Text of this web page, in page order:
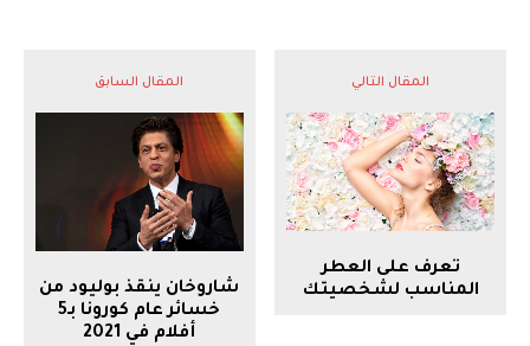
المقال السابق
شاروخان ينقذ بوليود من
خسائر عام كورونا بـ5
أفلام في 2021
المقال التالي
تعرف على العطر
المناسب لشخصيتك